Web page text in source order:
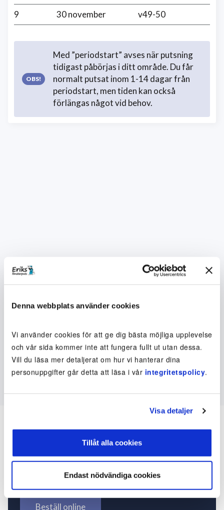
Denna webbplats använder cookies
Vi använder cookies för att ge dig bästa möjliga upplevelse
och vår sida kommer inte att fungera fullt ut utan dessa.
Vill du läsa mer detaljerat om hur vi hanterar dina
personuppgifter går detta att läsa i vår integritetspolicy.
Visa detaljer
Tillåt alla cookies
Endast nödvändiga cookies
9
30 november v49-50
Med ”periodstart” avses när putsning
tidigast påbörjas i ditt område. Du får
normalt putsat inom 1-14 dagar från
periodstart, men tiden kan också
förlängas något vid behov.
Inte kund ännu? Kom
igång nu!
Beställ online